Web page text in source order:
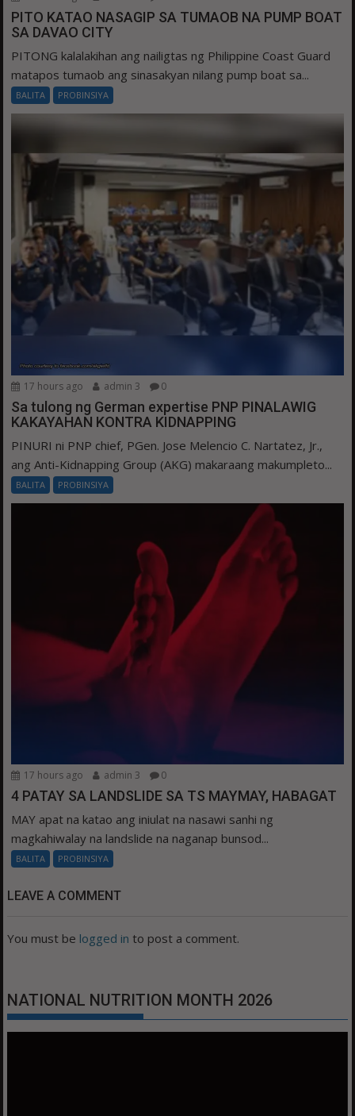
PITO KATAO NASAGIP SA TUMAOB NA PUMP BOAT
SA DAVAO CITY
PITONG kalalakihan ang nailigtas ng Philippine Coast Guard
matapos tumaob ang sinasakyan nilang pump boat sa...
BALITA PROBINSIYA
17 hours ago admin 3 0
Sa tulong ng German expertise PNP PINALAWIG
KAKAYAHAN KONTRA KIDNAPPING
PINURI ni PNP chief, PGen. Jose Melencio C. Nartatez, Jr.,
ang Anti-Kidnapping Group (AKG) makaraang makumpleto...
BALITA PROBINSIYA
17 hours ago admin 3 0
4 PATAY SA LANDSLIDE SA TS MAYMAY, HABAGAT
MAY apat na katao ang iniulat na nasawi sanhi ng
magkahiwalay na landslide na naganap bunsod...
BALITA PROBINSIYA
LEAVE A COMMENT
You must be logged in to post a comment.
NATIONAL NUTRITION MONTH 2026